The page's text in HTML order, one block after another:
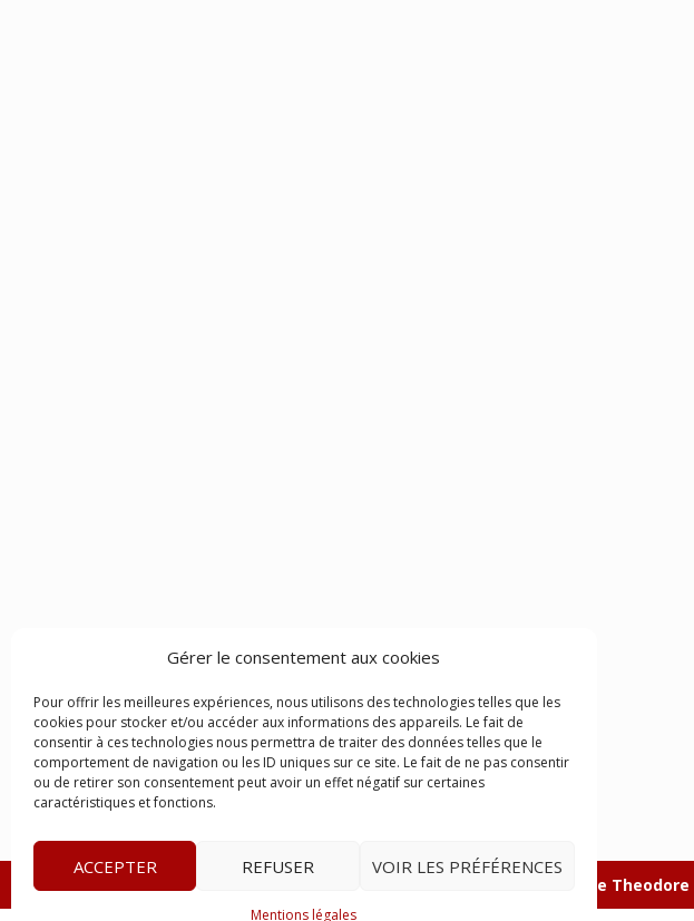
Gérer le consentement aux cookies
Pour offrir les meilleures expériences, nous utilisons des technologies telles que les
cookies pour stocker et/ou accéder aux informations des appareils. Le fait de
consentir à ces technologies nous permettra de traiter des données telles que le
comportement de navigation ou les ID uniques sur ce site. Le fait de ne pas consentir
ou de retirer son consentement peut avoir un effet négatif sur certaines
caractéristiques et fonctions.
ACCEPTER REFUSER VOIR LES PRÉFÉRENCES
Mentions légales
Le Legis Zone Franche Cité Dillon 365 B rue Theodore